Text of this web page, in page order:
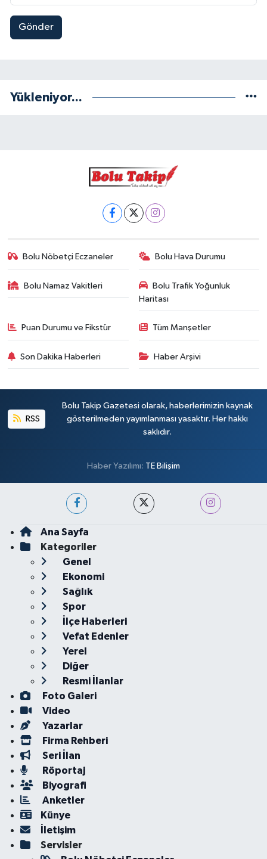
Gönder
Yükleniyor...
Bolu Nöbetçi Eczaneler Bolu Hava Durumu
Bolu Namaz Vakitleri
Bolu Trafik Yoğunluk
Haritası
Puan Durumu ve Fikstür Tüm Manşetler
Son Dakika Haberleri Haber Arşivi
RSS
Bolu Takip Gazetesi olarak, haberlerimizin kaynak
gösterilmeden yayımlanması yasaktır. Her hakkı
saklıdır.
Haber Yazılımı: TE Bilişim
Ana Sayfa
Kategoriler
Genel
Ekonomi
Sağlık
Spor
İlçe Haberleri
Vefat Edenler
Yerel
Diğer
Resmi İlanlar
Foto Galeri
Video
Yazarlar
Firma Rehberi
Seri İlan
Röportaj
Biyografi
Anketler
Künye
İletişim
Servisler